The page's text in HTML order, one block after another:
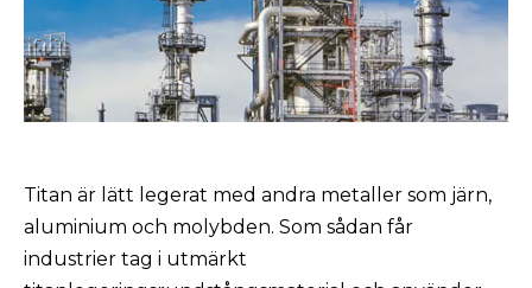
Titan är lätt legerat med andra metaller som järn,
aluminium och molybden. Som sådan får
industrier tag i utmärkt